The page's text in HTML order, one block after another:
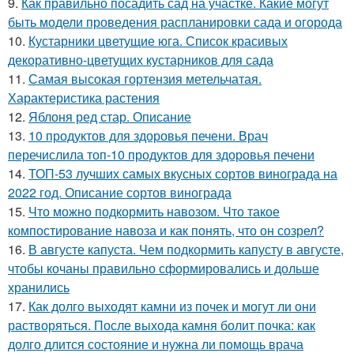
быть модели проведения распланировки сада и огорода
10. Кустарники цветущие юга. Список красивых
декоративно-цветущих кустарников для сада
11. Самая высокая гортензия метельчатая.
Характеристика растения
12. Яблоня ред стар. Описание
13. 10 продуктов для здоровья печени. Врач
перечислила топ-10 продуктов для здоровья печени
14. ТОП-53 лучших самых вкусных сортов винограда на
2022 год. Описание сортов винограда
15. Что можно подкормить навозом. Что такое
компостирование навоза и как понять, что он созрел?
16. В августе капуста. Чем подкормить капусту в августе,
чтобы кочаны правильно сформировались и дольше
хранились
17. Как долго выходят камни из почек и могут ли они
растворяться. После выхода камня болит почка: как
долго длится состояние и нужна ли помощь врача